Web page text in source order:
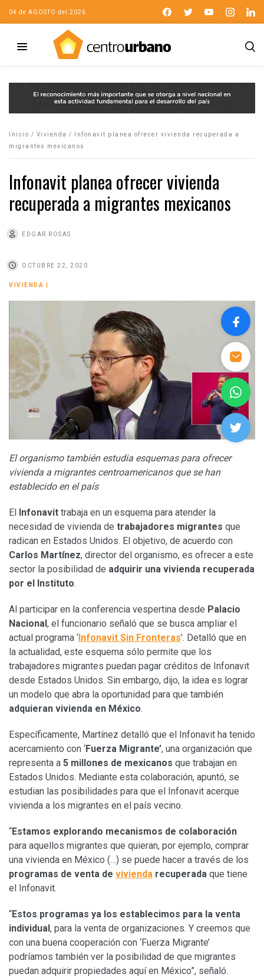
04 de AGOSTO del 2026
Inicio / Vivienda /
Infonavit planea ofrecer vivienda recuperada a
migrantes mexicanos
Infonavit planea ofrecer vivienda
recuperada a migrantes mexicanos
EDGAR ROSAS
OCTUBRE 22, 2020
VIVIENDA
El organismo también estudia esquemas para ofrecer
vivienda a migrantes centroamericanos que se han
establecido en el país
El Infonavit trabaja en un esquema para atender la
necesidad de vivienda de trabajadores migrantes que
radican en Estados Unidos. El objetivo, de acuerdo con
Carlos Martínez, director del organismo, es ofrecer a este
sector la posibilidad de adquirir una vivienda recuperada
por el Instituto.
Al participar en la conferencia vespertina desde Palacio
Nacional, el funcionario señaló que se busca ampliar el
actual programa ‘Infonavit Sin Fronteras’. Detalló que en
la actualidad, este esquema sólo permite que los
trabajadores migrantes puedan pagar créditos de Infonavit
desde Estados Unidos. Sin embargo, dijo, la idea es lograr
un modelo que abra la oportunidad para que también
adquieran vivienda en México.
Específicamente, Martínez detalló que el Infonavit ha tenido
acercamiento con ‘Fuerza Migrante’, una organización que
representa a 5 millones de mexicanos que trabajan en
Estados Unidos. Mediante esta colaboración, apuntó, se
estudian las posibilidades para que el Infonavit acerque
vivienda a los migrantes en el país vecino.
“Estamos explorando mecanismos de colaboración
para aquellos migrantes que quieran, por ejemplo, comprar
una vivienda en México (…) se puede hacer a través de los
programas de venta de vivienda recuperada que tiene
el Infonavit.
“Estos programas ya los establecimos para la venta
individual, para la venta de organizaciones. Y creemos que
con una buena cooperación con ‘Fuerza Migrante’
podríamos también ver la posibilidad de que migrantes
puedan adquirir propiedades aquí en México”, señaló.